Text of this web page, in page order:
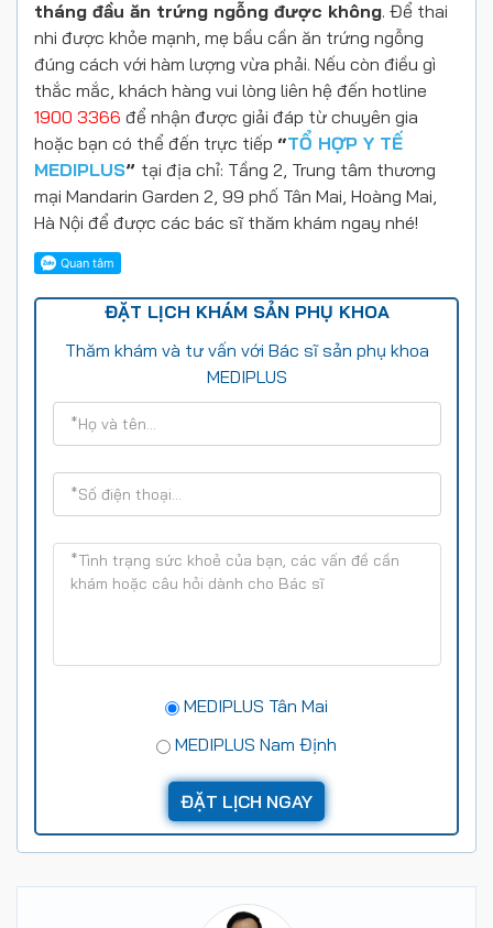
tháng đầu ăn trứng ngỗng được không. Để thai
nhi được khỏe mạnh, mẹ bầu cần ăn trứng ngỗng
đúng cách với hàm lượng vừa phải. Nếu còn điều gì
thắc mắc, khách hàng vui lòng liên hệ đến hotline
1900 3366 để nhận được giải đáp từ chuyên gia
hoặc bạn có thể đến trực tiếp “TỔ HỢP Y TẾ
MEDIPLUS” tại địa chỉ: Tầng 2, Trung tâm thương
mại Mandarin Garden 2, 99 phố Tân Mai, Hoàng Mai,
Hà Nội để được các bác sĩ thăm khám ngay nhé!
ĐẶT LỊCH KHÁM SẢN PHỤ KHOA
Thăm khám và tư vấn với Bác sĩ sản phụ khoa
MEDIPLUS
MEDIPLUS Tân Mai
MEDIPLUS Nam Định